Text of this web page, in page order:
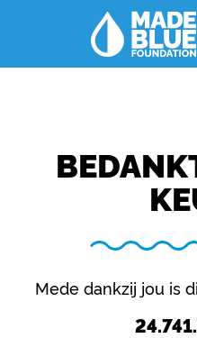
Mede dankzij jou is